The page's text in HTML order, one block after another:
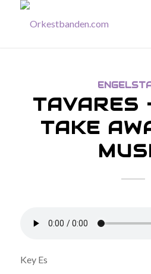
TAVARES
TAKE
Key Es